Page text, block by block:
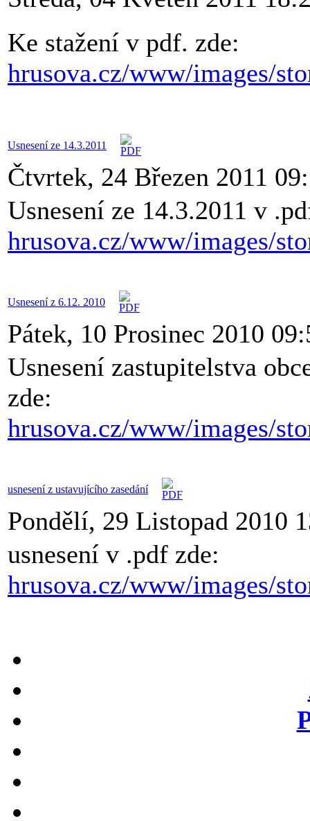
Ke stažení v pdf. zde:
hrusova.cz/www/images/
Usnesení ze 14.3.2011
Čtvrtek, 24 Březen 2011
Usnesení ze 14.3.2011 v
hrusova.cz/www/images/
Usnesení z 6.12. 2010
Pátek, 10 Prosinec 2010
Usnesení zastupitelstva
zde:
hrusova.cz/www/images/
usnesení z ustavujícího zasedání
Pondělí, 29 Listopad 2010
usnesení v .pdf zde:
hrusova.cz/www/images/